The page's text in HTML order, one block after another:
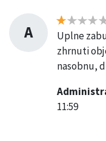
A
Uplne
zhrnuti
nasobnu,
11:59